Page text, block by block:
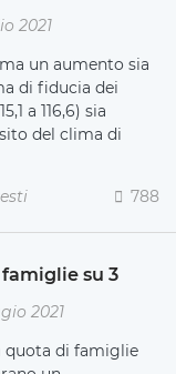
2021
un aumento sia
di fiducia dei
a 116,6) sia
del clima di
788
su 3
2021
quota di famiglie